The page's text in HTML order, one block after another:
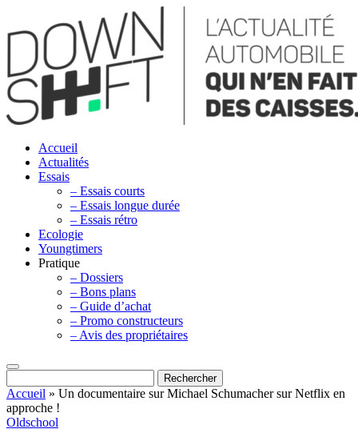
Accueil
Actualités
Essais
– Essais courts
– Essais longue durée
– Essais rétro
Ecologie
Youngtimers
Pratique
– Dossiers
– Bons plans
– Guide d’achat
– Promo constructeurs
– Avis des propriétaires
Accueil » Un documentaire sur Michael Schumacher sur Netflix en
approche !
Oldschool